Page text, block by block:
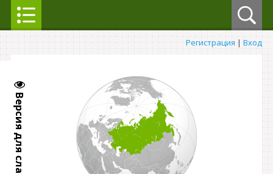
Регистрация | Вход